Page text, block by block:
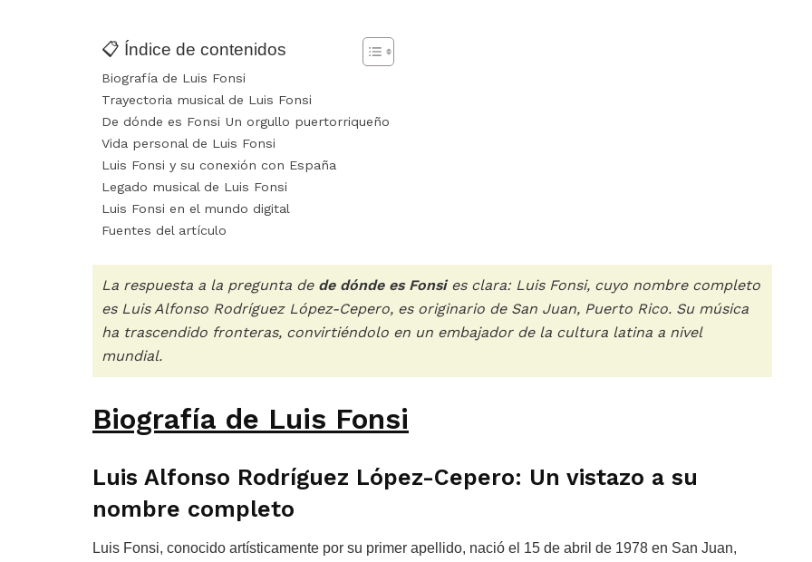
📋 Índice de contenidos
Biografía de Luis Fonsi
Trayectoria musical de Luis Fonsi
De dónde es Fonsi Un orgullo puertorriqueño
Vida personal de Luis Fonsi
Luis Fonsi y su conexión con España
Legado musical de Luis Fonsi
Luis Fonsi en el mundo digital
Fuentes del artículo
La respuesta a la pregunta de de dónde es Fonsies clara: Luis Fonsi, cuyo nombre completo
es Luis Alfonso Rodríguez López-Cepero, es originario de San Juan, Puerto Rico. Su música
ha trascendido fronteras, convirtiéndolo en un embajador de la cultura latina a nivel
mundial.
Biografía de Luis Fonsi
Luis Alfonso Rodríguez López-Cepero: Un vistazo a su
nombre completo
Luis Fonsi, conocido artísticamente por su primer apellido, nació el 15 de abril de 1978 en San Juan,